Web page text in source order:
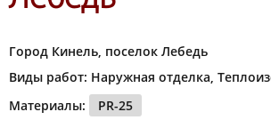
Город Кинель, поселок Лебедь
Виды работ: Наружная отделка,
Материалы:
PR-25